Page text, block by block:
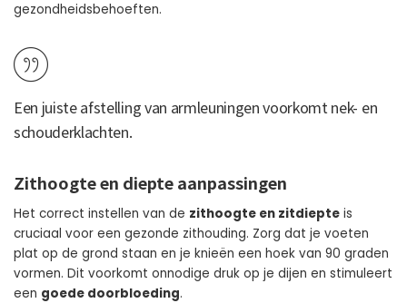
gezondheidsbehoeften.
Een juiste afstelling van armleuningen voorkomt nek- en
schouderklachten.
Zithoogte en diepte aanpassingen
Het correct instellen van de zithoogte en zitdiepte is
cruciaal voor een gezonde zithouding. Zorg dat je voeten
plat op de grond staan en je knieën een hoek van 90 graden
vormen. Dit voorkomt onnodige druk op je dijen en stimuleert
een goede doorbloeding.